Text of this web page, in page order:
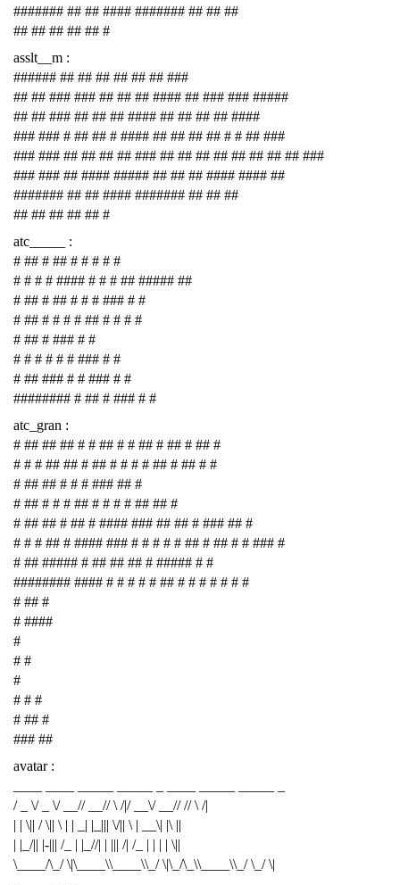
####### ## ## #### ####### ## ## ##
## ## ## ## ## #
asslt__m :
###### ## ## ## ## ## ## ###
## ## ### ### ## ## ## #### ## ### ### #####
## ## ### ## ## ## #### ## ## ## ## ####
### ### # ## ## # #### ## ## ## ## # # ## ###
### ### ## ## ## ## ### ## ## ## ## ## ## ## ## ###
### ### ## #### ##### ## ## ## #### #### ##
####### ## ## #### ####### ## ## ##
## ## ## ## ## #
atc_____ :
# ## # ## # # # # #
# # # # #### # # # ## ##### ##
# ## # ## # # # ### # #
# ## # # # # ## # # # #
# ## # ### # #
# # # # # # ### # #
# ## ### # # ### # #
######## # ## # ### # #
atc_gran :
# ## ## ## # # ## # # ## # ## # ## #
# # # ## ## # ## # # # # ## # ## # #
# ## ## # # # ### ## #
# ## # # # ## # # # # ## ## #
# ## ## # ## # #### ### ## ## # ### ## #
# # # ## # #### ### # # # # # ## # ## # # ### #
# ## ##### # ## ## ## # ##### # #
######## #### # # # # # ## # # # # # # #
# ## #
# ####
#
# #
#
# # #
# ## #
### ##
avatar :
/ _ \/ _ \/ __// __// \ /|/ __\/ __// // \ /|
| | \|| / \|| \ | | _| |_||| \/|| \ | __\| |\ ||
| |_/|| |-||| /_ | |_//| | ||| /| /_ | | | | \||
\____/\_/ \|\____\\____\\_/ \|\_/\_\\____\\_/ \_/ \|